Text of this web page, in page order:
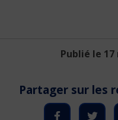
Publié le 17